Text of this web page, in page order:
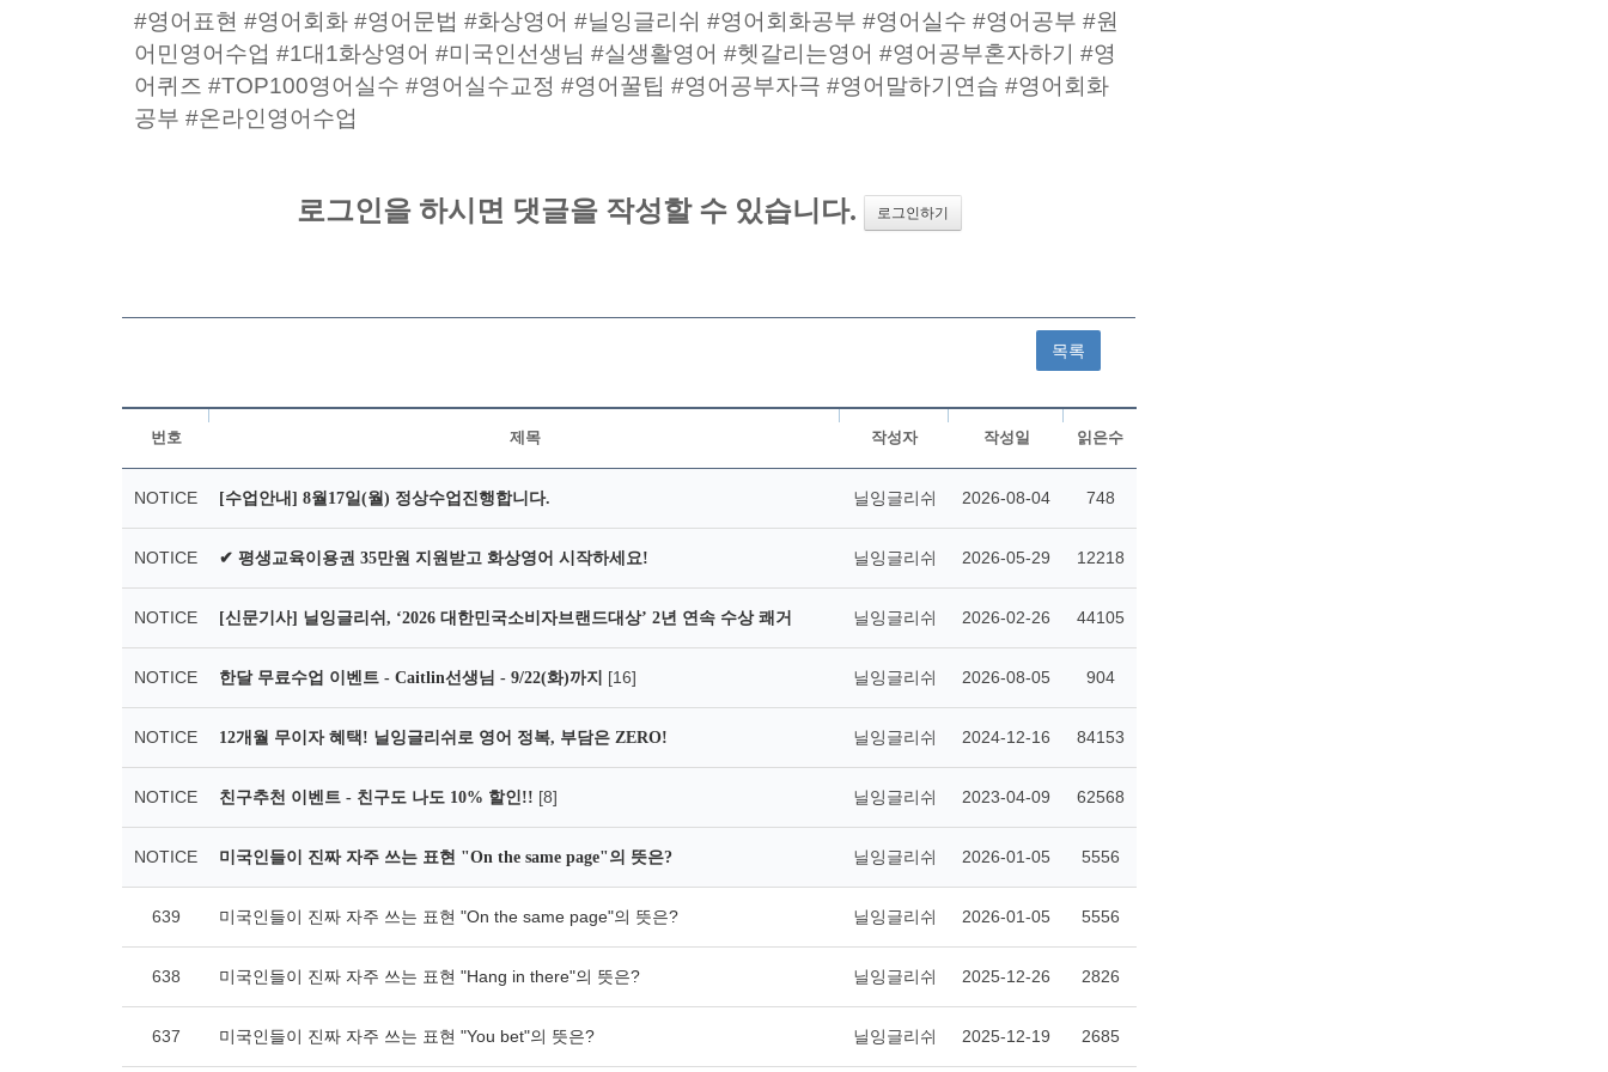
#영어표현 #영어회화 #영어문법 #화상영어 #닐잉글리쉬 #영어회화공부 #영어실수 #영어공부 #원
어민영어수업 #1대1화상영어 #미국인선생님 #실생활영어 #헷갈리는영어 #영어공부혼자하기 #영
어퀴즈 #TOP100영어실수 #영어실수교정 #영어꿀팁 #영어공부자극 #영어말하기연습 #영어회화
공부 #온라인영어수업
목록